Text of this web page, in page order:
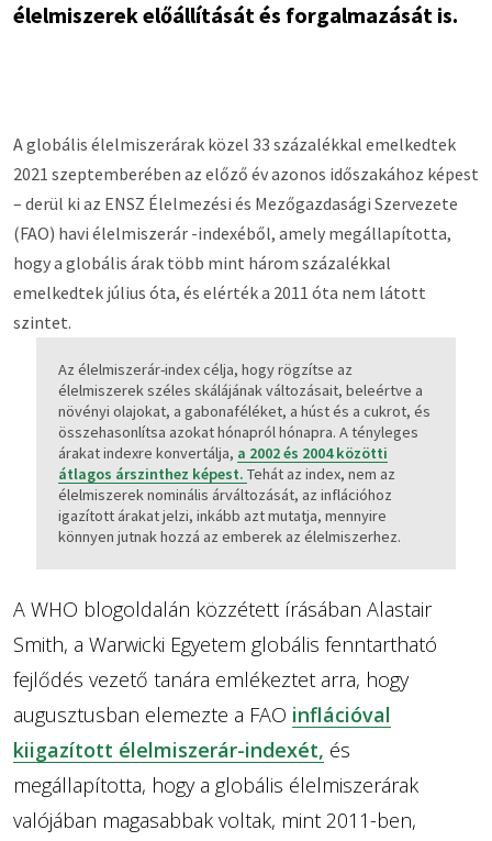
élelmiszerek előállítását és forgalmazását is.
A globális élelmiszerárak közel 33 százalékkal emelkedtek
2021 szeptemberében az előző év azonos időszakához képest
– derül ki az ENSZ Élelmezési és Mezőgazdasági Szervezete
(FAO) havi élelmiszerár -indexéből, amely megállapította,
hogy a globális árak több mint három százalékkal
emelkedtek július óta, és elérték a 2011 óta nem látott
szintet.
Az élelmiszerár-index célja, hogy rögzítse az
élelmiszerek széles skálájának változásait, beleértve a
növényi olajokat, a gabonaféléket, a húst és a cukrot, és
összehasonlítsa azokat hónapról hónapra. A tényleges
árakat indexre konvertálja, a 2002 és 2004 közötti
átlagos árszinthez képest. Tehát az index, nem az
élelmiszerek nominális árváltozását, az inflációhoz
igazított árakat jelzi, inkább azt mutatja, mennyire
könnyen jutnak hozzá az emberek az élelmiszerhez.
A WHO blogoldalán közzétett írásában Alastair
Smith, a Warwicki Egyetem globális fenntartható
fejlődés vezető tanára emlékeztet arra, hogy
augusztusban elemezte a FAO inflációval
kiigazított élelmiszerár-indexét, és
megállapította, hogy a globális élelmiszerárak
valójában magasabbak voltak, mint 2011-ben,